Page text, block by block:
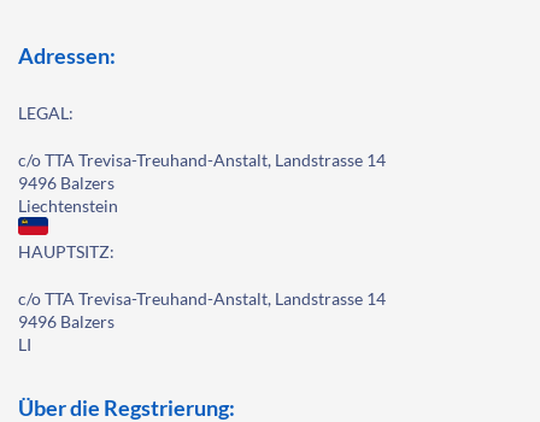
Adressen:
LEGAL:
c/o TTA Trevisa-Treuhand-Anstalt, Landstrasse 14
9496 Balzers
Liechtenstein
HAUPTSITZ:
c/o TTA Trevisa-Treuhand-Anstalt, Landstrasse 14
9496 Balzers
LI
Über die Regstrierung: